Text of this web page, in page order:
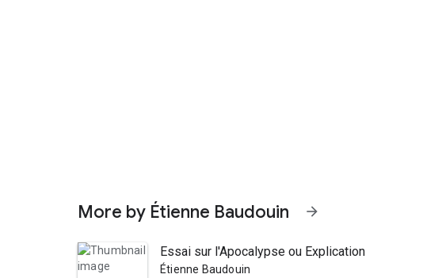
More by Étienne Baudouin arrow_forward
Essai sur l'Apocalypse ou Explication littérale
Étienne Baudouin